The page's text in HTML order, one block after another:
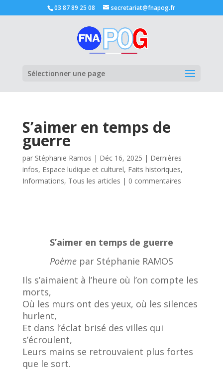
03 87 89 25 08 secretariat@fnapog.fr
Sélectionner une page
S’aimer en temps de
guerre
par Stéphanie Ramos | Déc 16, 2025 | Dernières
infos, Espace ludique et culturel, Faits historiques,
Informations, Tous les articles | 0 commentaires
S’aimer en temps de guerre
Poème par Stéphanie RAMOS
Ils s’aimaient à l’heure où l’on compte les
morts,
Où les murs ont des yeux, où les silences
hurlent,
Et dans l’éclat brisé des villes qui
s’écroulent,
Leurs mains se retrouvaient plus fortes
que le sort.